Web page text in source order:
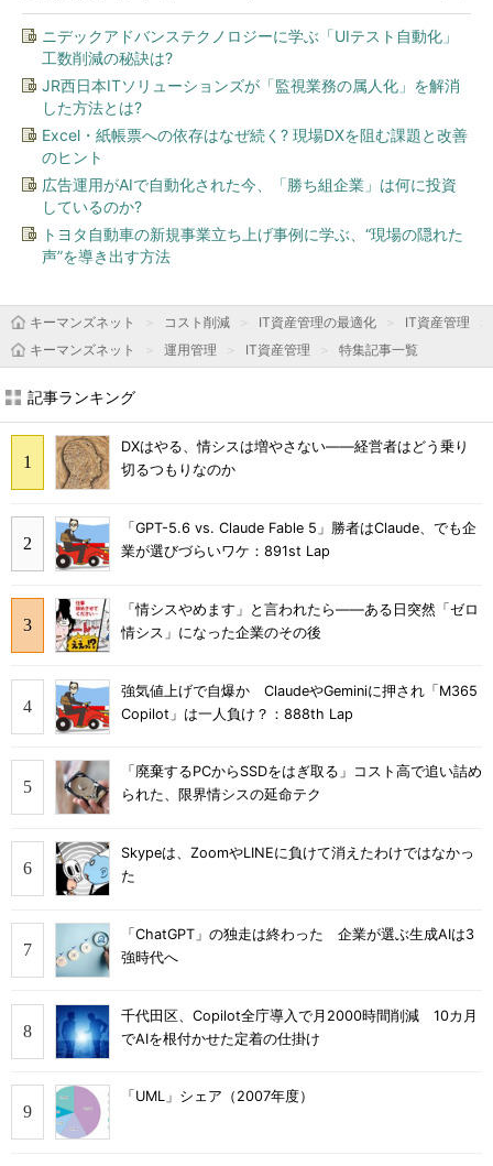
ニデックアドバンステクノロジーに学ぶ「UIテスト自動化」
工数削減の秘訣は?
JR西日本ITソリューションズが「監視業務の属人化」を解消
した方法とは?
Excel・紙帳票への依存はなぜ続く? 現場DXを阻む課題と改善
のヒント
広告運用がAIで自動化された今、「勝ち組企業」は何に投資
しているのか?
トヨタ自動車の新規事業立ち上げ事例に学ぶ、“現場の隠れた
声”を導き出す方法
キーマンズネット コスト削減 IT資産管理の最適化
IT資産管理
キーマンズネット
運用管理 IT資産管理 特集記事一覧
記事ランキング
DXはやる、情シスは増やさない――経営者はどう乗り
切るつもりなのか
「GPT-5.6 vs. Claude Fable 5」勝者はClaude、でも企
業が選びづらいワケ：891st Lap
「情シスやめます」と言われたら――ある日突然「ゼロ
情シス」になった企業のその後
強気値上げで自爆か ClaudeやGeminiに押され「M365
Copilot」は一人負け？：888th Lap
「廃棄するPCからSSDをはぎ取る」コスト高で追い詰め
られた、限界情シスの延命テク
Skypeは、ZoomやLINEに負けて消えたわけではなかっ
た
「ChatGPT」の独走は終わった 企業が選ぶ生成AIは3
強時代へ
千代田区、Copilot全庁導入で月2000時間削減 10カ月
でAIを根付かせた定着の仕掛け
「UML」シェア（2007年度）